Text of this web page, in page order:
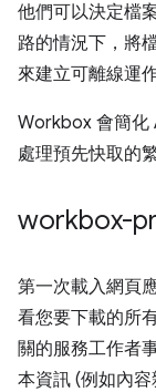
他們可以決定檔
路的情況下，將
來建立可離線運
Workbox 會簡化
處理預先快取的
workbox-
第一次載入網頁
看您要下載的所
關的服務工作者
本資訊 (例如內